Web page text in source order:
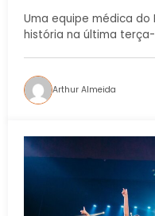
Uma equipe médica do
história na última
Arthur Almeida